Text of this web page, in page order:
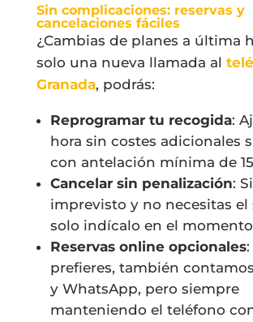
Sin complicaciones: reservas y
cancelaciones fáciles
¿Cambias de planes a última
solo una nueva llamada al
Granada, podrás:
Reprogramar tu recogida:
hora sin costes adicionales
con antelación mínima de
Cancelar sin penalización:
imprevisto y no necesitas el
solo indícalo en el
Reservas online opcionales:
prefieres, también
y WhatsApp, pero siempre
manteniendo el teléfono